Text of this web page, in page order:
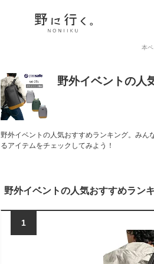
本
野外イベントの人
野外イベントの人気おすすめランキング。み
るアイテムをチェックしてみよう！
野外イベントの人気おすすめラン
1